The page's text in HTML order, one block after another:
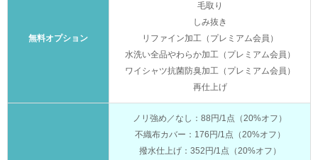
無料オプション
毛取り
しみ抜き
リファイン加工（プレミアム会員）
水洗い全品やわらか加工（プレミアム会員）
ワイシャツ抗菌防臭加工（プレミアム会員）
再仕上げ
ノリ強め／なし：88円/1点（20%オフ）
不織布カバー：176円/1点（20%オフ）
撥水仕上げ：352円/1点（20%オフ）